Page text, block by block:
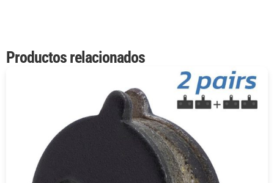
Productos relacionados